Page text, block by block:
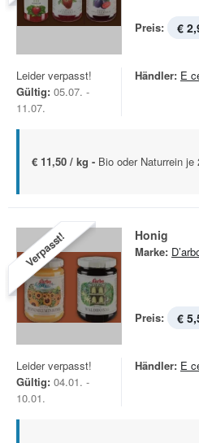
Preis: €
Leider verpasst!
Gültig: 05.07. -
11.07.
Händler: E
€ 11,50 / kg - Bio oder Naturrein je
Verpasst! Honig
Marke:
Preis: €
Leider verpasst!
Gültig: 04.01. -
10.01.
Händler: E